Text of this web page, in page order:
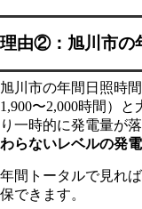
理由②：旭川市の
旭川市の年間日照時
1,900〜2,000時間）
り一時的に発電量が落
わらないレベルの発
年間トータルで見れ
保できます。